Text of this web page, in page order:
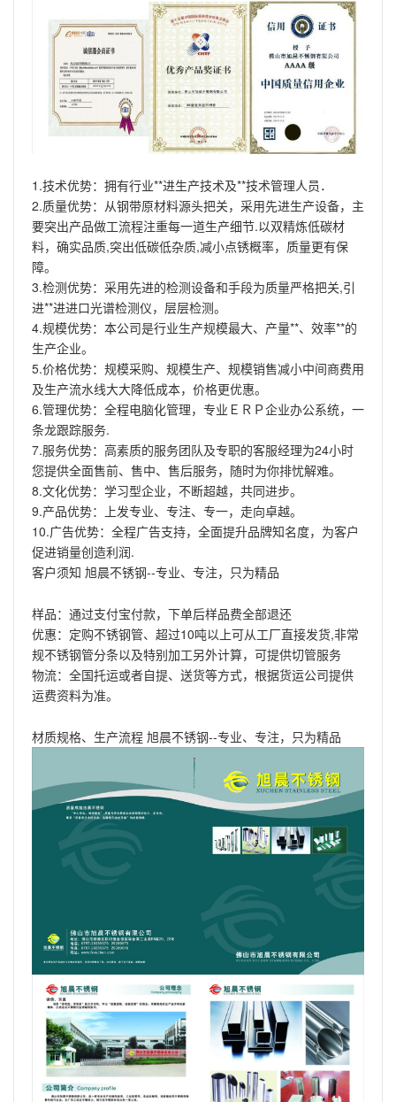
1.技术优势：拥有行业**进生产技术及**技术管理人员．
2.质量优势：从钢带原材料源头把关，采用先进生产设备，主
要突出产品做工流程注重每一道生产细节.以双精炼低碳材
料，确实品质,突出低碳低杂质,减小点锈概率，质量更有保
障。
3.检测优势：采用先进的检测设备和手段为质量严格把关,引
进**进进口光谱检测仪，层层检测。
4.规模优势：本公司是行业生产规模最大、产量**、效率**的
生产企业。
5.价格优势：规模采购、规模生产、规模销售减小中间商费用
及生产流水线大大降低成本，价格更优惠。
6.管理优势：全程电脑化管理，专业ＥＲＰ企业办公系统，一
条龙跟踪服务.
7.服务优势：高素质的服务团队及专职的客服经理为24小时
您提供全面售前、售中、售后服务，随时为你排忧解难。
8.文化优势：学习型企业，不断超越，共同进步。
9.产品优势：上发专业、专注、专一，走向卓越。
10.广告优势：全程广告支持，全面提升品牌知名度，为客户
促进销量创造利润.
客户须知 旭晨不锈钢--专业、专注，只为精品
样品：通过支付宝付款，下单后样品费全部退还
优惠：定购不锈钢管、超过10吨以上可从工厂直接发货,非常
规不锈钢管分条以及特别加工另外计算，可提供切管服务
物流：全国托运或者自提、送货等方式，根据货运公司提供
运费资料为准。
材质规格、生产流程 旭晨不锈钢--专业、专注，只为精品